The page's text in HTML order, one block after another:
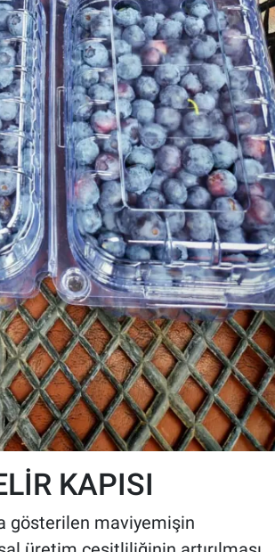
KAPISI
gösterilen maviyemişin